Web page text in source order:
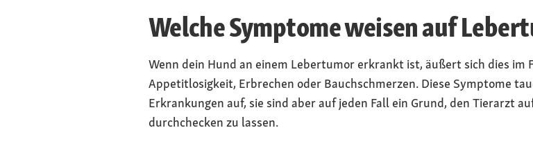
Welche Symptome weisen auf
Wenn dein Hund an einem Lebertumor erkrankt ist, äußert sich dies
Appetitlosigkeit, Erbrechen oder Bauchschmerzen. Diese Symptome
Erkrankungen auf, sie sind aber auf jeden Fall ein Grund, den Tierarzt
durchchecken zu lassen.